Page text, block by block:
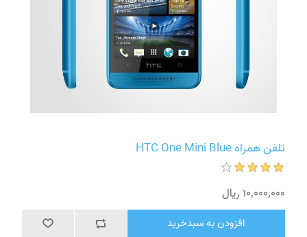
تلفن همراه HTC One Mini Blue
10٬000٬000 ریال
افزودن به سبدخرید